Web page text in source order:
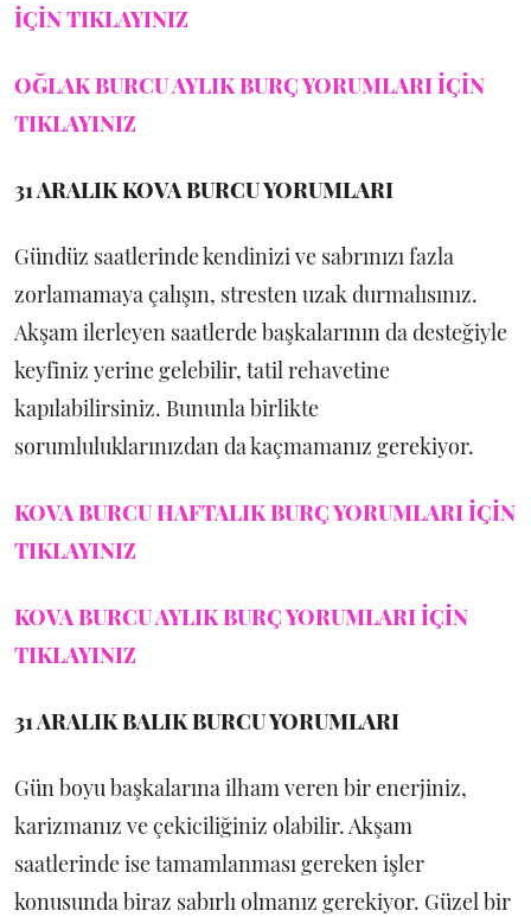
İÇİN TIKLAYINIZ
OĞLAK BURCU AYLIK BURÇ YORUMLARI İÇİN
TIKLAYINIZ
31 ARALIKKOVA BURCU YORUMLARI
Gündüz saatlerinde kendinizi ve sabrınızı fazla
zorlamamaya çalışın, stresten uzak durmalısınız.
Akşam ilerleyen saatlerde başkalarının da desteğiyle
keyfiniz yerine gelebilir, tatil rehavetine
kapılabilirsiniz. Bununla birlikte
sorumluluklarınızdan da kaçmamanız gerekiyor.
KOVA BURCU HAFTALIK BURÇ YORUMLARI İÇİN
TIKLAYINIZ
KOVA BURCU AYLIK BURÇ YORUMLARI İÇİN
TIKLAYINIZ
31 ARALIKBALIK BURCU YORUMLARI
Gün boyu başkalarına ilham veren bir enerjiniz,
karizmanız ve çekiciliğiniz olabilir. Akşam
saatlerinde ise tamamlanması gereken işler
konusunda biraz sabırlı olmanız gerekiyor. Güzel bir